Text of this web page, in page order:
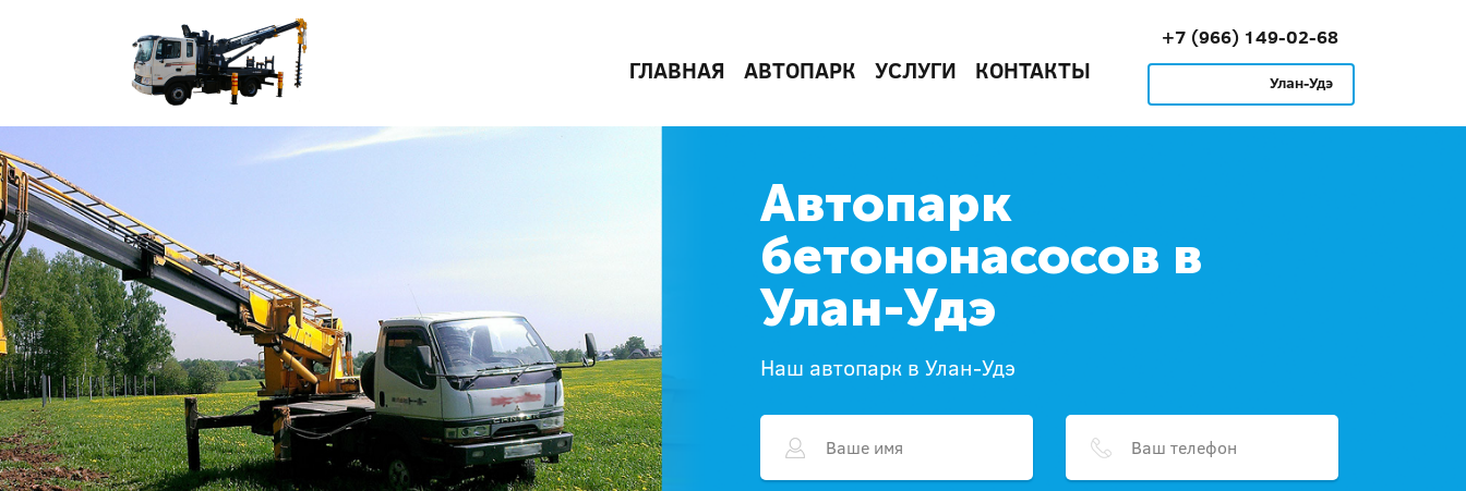
ГЛАВНАЯ АВТОПАРК УСЛУГИ КОНТАКТЫ
+7 (966) 149-02-68
Улан-Удэ
Автопарк
бетононасосов в
Улан-Удэ
Наш автопарк в Улан-Удэ